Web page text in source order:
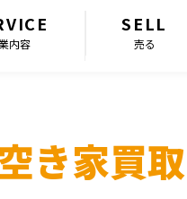
内容
SELL
売る
き家買取